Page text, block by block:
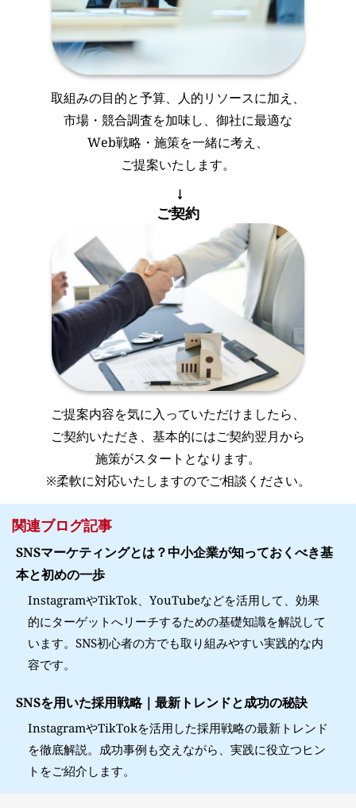
取組みの目的と予算、人的リソースに加え、
市場・競合調査を加味し、御社に最適な
Web戦略・施策を一緒に考え、
ご提案いたします。
ご契約
ご提案内容を気に入っていただけましたら、
ご契約いただき、基本的にはご契約翌月から
施策がスタートとなります。
※柔軟に対応いたしますのでご相談ください。
関連ブログ記事
SNSマーケティングとは？中小企業が知っておくべき基
本と初めの一歩
InstagramやTikTok、YouTubeなどを活用して、効果
的にターゲットへリーチするための基礎知識を解説して
います。SNS初心者の方でも取り組みやすい実践的な内
容です。
SNSを用いた採用戦略｜最新トレンドと成功の秘訣
InstagramやTikTokを活用した採用戦略の最新トレンド
を徹底解説。成功事例も交えながら、実践に役立つヒン
トをご紹介します。